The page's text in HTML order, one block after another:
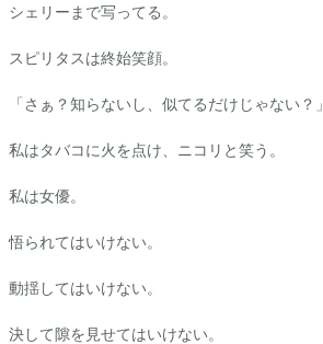
シェリーまで写ってる。
スピリタスは終始笑顔。
「さぁ？知らないし、似てるだけじゃない？」
私はタバコに火を点け、ニコリと笑う。
私は女優。
悟られてはいけない。
動揺してはいけない。
決して隙を見せてはいけない。